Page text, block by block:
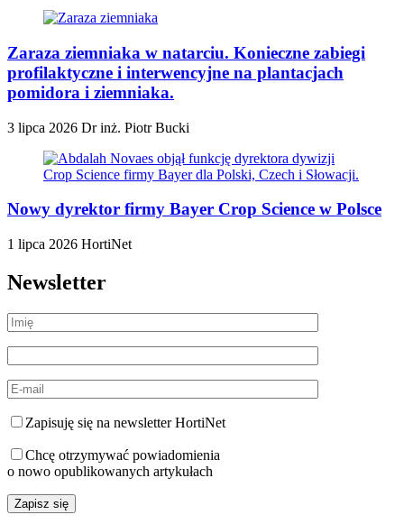
Zaraza ziemniaka w natarciu. Konieczne zabiegi
profilaktyczne i interwencyjne na plantacjach
pomidora i ziemniaka.
3 lipca 2026 Dr inż. Piotr Bucki
Nowy dyrektor firmy Bayer Crop Science w Polsce
1 lipca 2026 HortiNet
Newsletter
Zapisuję się na newsletter HortiNet
Chcę otrzymywać powiadomienia
o nowo opublikowanych artykułach